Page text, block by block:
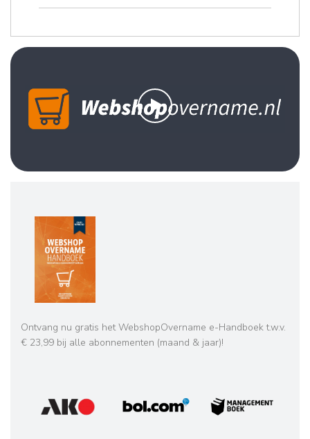
Ontvang nu gratis het WebshopOvername e-Handboek t.w.v.
€ 23,99 bij alle abonnementen (maand & jaar)!